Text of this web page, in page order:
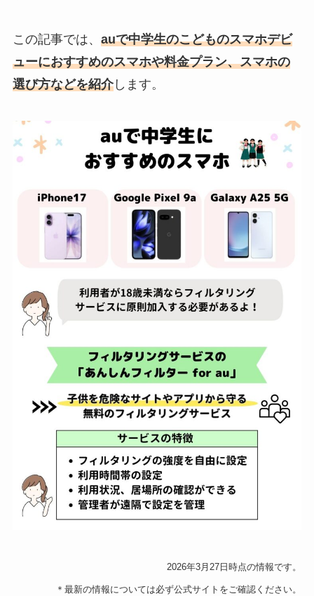
この記事では、 auで中学生のこどものスマホデビ
ューにおすすめのスマホや料金プラン、スマホの
選び方などを紹介します。
2026年3月27日 時点の情報です。
＊最新の情報については必ず公式サイトをご確認ください。